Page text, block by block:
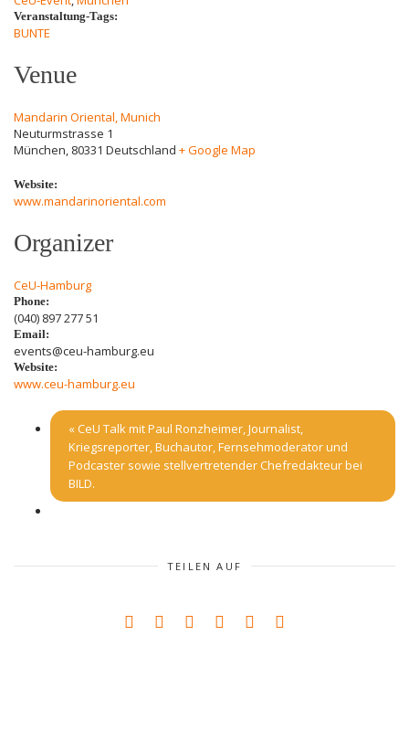
Veranstaltung-Tags:
BUNTE
Venue
Mandarin Oriental, Munich
Neuturmstrasse 1
München, 80331 Deutschland + Google Map
Website:
www.mandarinoriental.com
Organizer
CeU-Hamburg
Phone:
(040) 897 277 51
Email:
events@ceu-hamburg.eu
Website:
www.ceu-hamburg.eu
«CeU Talk mit Paul Ronzheimer, Journalist,
Kriegsreporter, Buchautor, Fernsehmoderator und
Podcaster sowie stellvertretender Chefredakteur bei
BILD.
TEILEN AUF